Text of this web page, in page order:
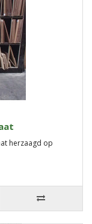
herzaagd op